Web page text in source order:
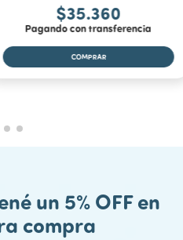
$35.360
Pagando con transferencia
un 5% OFF en
compra